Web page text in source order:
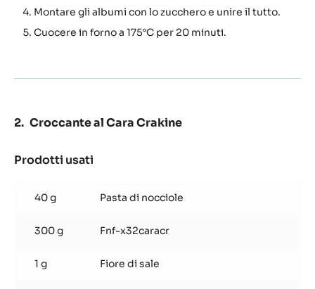
Montare gli albumi con lo zucchero e unire il tutto.
Cuocere in forno a 175°C per 20 minuti.
Croccante al Cara Crakine
Prodotti usati
Cara
40 g Pasta di nocciole
300 g Fnf-x32caracr
1 g Fiore di sale